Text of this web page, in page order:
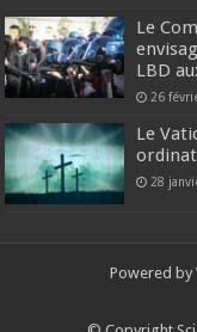
Le
LBD
26
Le
28
Powered by